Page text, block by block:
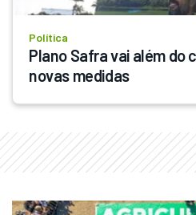
Política
Plano Safra vai além do
novas medidas